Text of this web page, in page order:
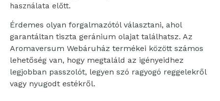
használata előtt.
Érdemes olyan forgalmazótól választani, ahol
garantáltan tiszta geránium olajat találhatsz. Az
Aromaversum Webáruház termékei között számos
lehetőség van, hogy megtaláld az igényeidhez
legjobban passzolót, legyen szó ragyogó reggelekről
vagy nyugodt estékről.